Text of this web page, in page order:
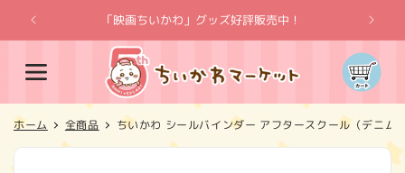
ンツに
進む
「映画ちいかわ」グッズ好評販売中！
カ
ー
ト
ホーム 全商品 ちいかわ シールバインダー アフタースクール（デニム